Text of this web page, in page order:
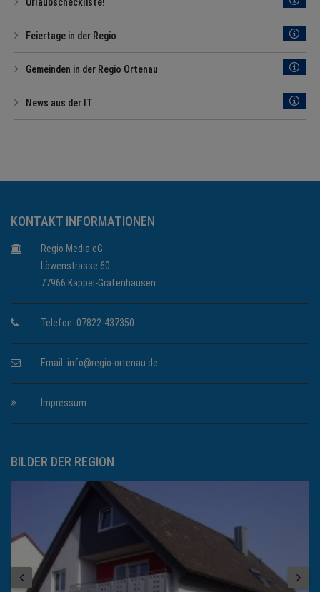
Feiertage in der Regio
Gemeinden in der Regio Ortenau
News aus der IT
KONTAKT INFORMATIONEN
Regio Media eG
Löwenstrasse 60
77966 Kappel-Grafenhausen
Telefon: 07822-437350
Email: info@regio-ortenau.de
Impressum
BILDER DER REGION